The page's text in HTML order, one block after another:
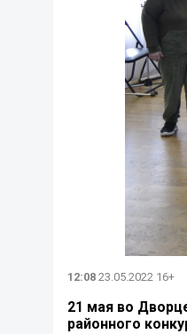
12:08 23.05.2022 16+
21 мая во
районного